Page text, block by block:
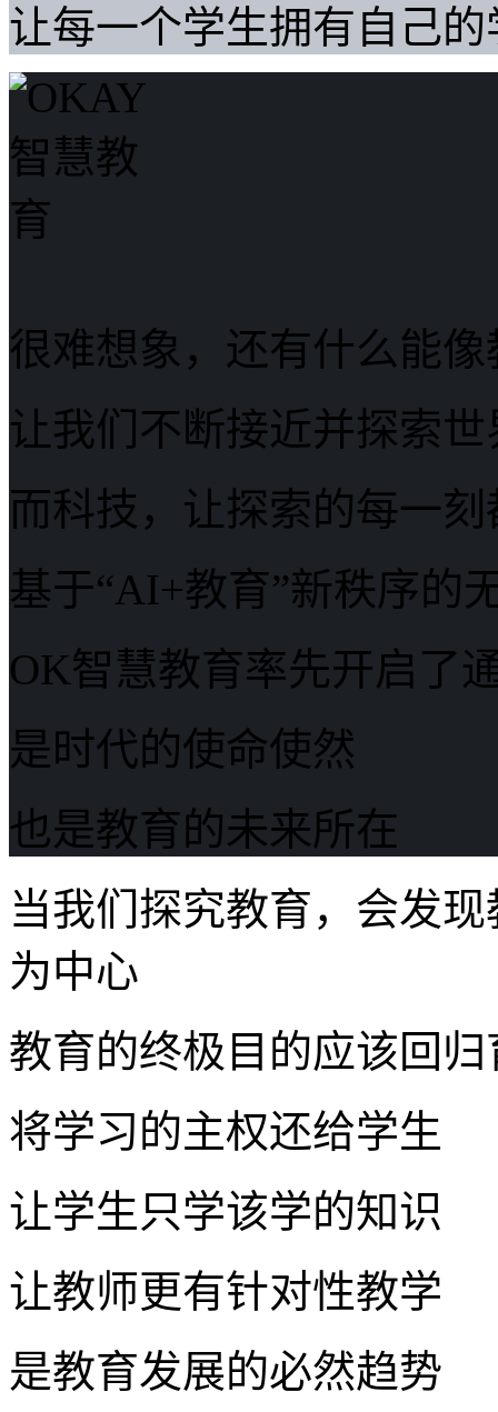
让每一个学生拥有自己
很难想象，还有什么能
让我们不断接近并探索
而科技，让探索的每一
基于“AI+教育”新秩序的
OK智慧教育率先开启了
是时代的使命使然
也是教育的未来所在
当我们探究教育，会发
为中心
教育的终极目的应该回
将学习的主权还给学生
让学生只学该学的知识
让教师更有针对性教学
是教育发展的必然趋势